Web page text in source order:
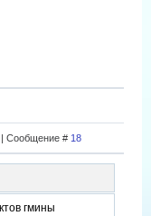
| Сообщение # 18
гмины